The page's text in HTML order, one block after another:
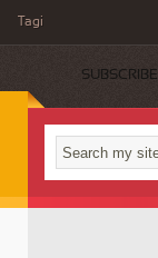
Tagi
SUBSCRIBE